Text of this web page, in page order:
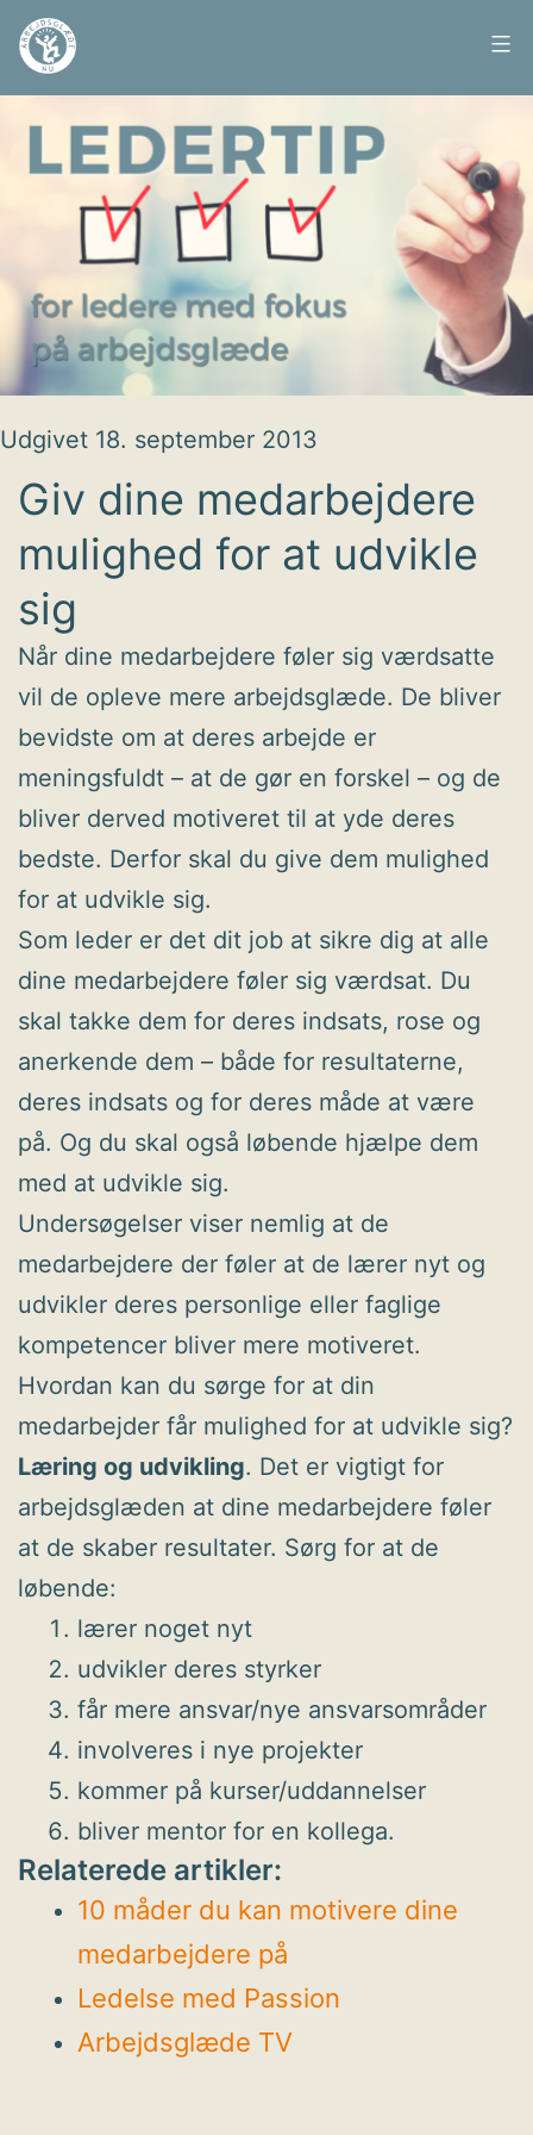
Fortsæt
Arbejdsglæde
Udgivet 18. september 2013
Giv dine medarbejdere
mulighed for at udvikle
sig
Når dine medarbejdere føler sig værdsatte
vil de opleve mere arbejdsglæde. De bliver
bevidste om at deres arbejde er
meningsfuldt – at de gør en forskel – og de
bliver derved motiveret til at yde deres
bedste. Derfor skal du give dem mulighed
for at udvikle sig.
Som leder er det dit job at sikre dig at alle
dine medarbejdere føler sig værdsat. Du
skal takke dem for deres indsats, rose og
anerkende dem – både for resultaterne,
deres indsats og for deres måde at være
på. Og du skal også løbende hjælpe dem
med at udvikle sig.
Undersøgelser viser nemlig at de
medarbejdere der føler at de lærer nyt og
udvikler deres personlige eller faglige
kompetencer bliver mere motiveret.
Hvordan kan du sørge for at din
medarbejder får mulighed for at udvikle sig?
Læring og udvikling. Det er vigtigt for
arbejdsglæden at dine medarbejdere føler
at de skaber resultater. Sørg for at de
løbende:
lærer noget nyt
udvikler deres styrker
får mere ansvar/nye ansvarsområder
involveres i nye projekter
kommer på kurser/uddannelser
bliver mentor for en kollega.
Relaterede artikler:
10 måder du kan motivere dine
medarbejdere på
Ledelse med Passion
Arbejdsglæde TV